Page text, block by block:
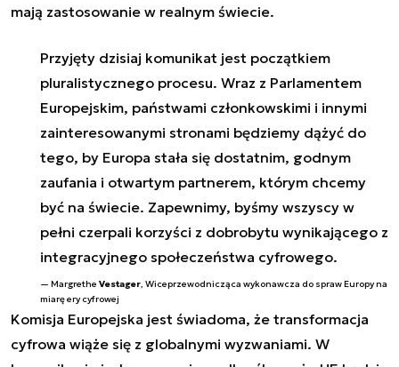
mają zastosowanie w realnym świecie.
Przyjęty dzisiaj komunikat jest początkiem
pluralistycznego procesu. Wraz z Parlamentem
Europejskim, państwami członkowskimi i innymi
zainteresowanymi stronami będziemy dążyć do
tego, by Europa stała się dostatnim, godnym
zaufania i otwartym partnerem, którym chcemy
być na świecie. Zapewnimy, byśmy wszyscy w
pełni czerpali korzyści z dobrobytu wynikającego z
integracyjnego społeczeństwa cyfrowego.
Margrethe Vestager, Wiceprzewodnicząca wykonawcza do spraw Europy na
miarę ery cyfrowej
Komisja Europejska jest świadoma, że transformacja
cyfrowa wiąże się z globalnymi wyzwaniami. W